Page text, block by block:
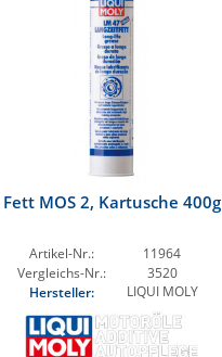
Fett MOS 2, Kartusche 400g
Artikel-Nr.:
11964
Vergleichs-Nr.:
3520
Hersteller:
LIQUI MOLY